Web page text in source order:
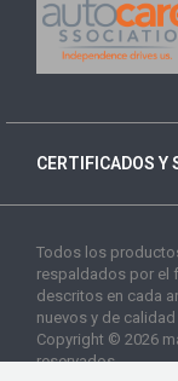
CERTIFICADOS Y
Todos los
respaldados por el
descritos en cada
nuevos y de
Copyright © 2026
reservados